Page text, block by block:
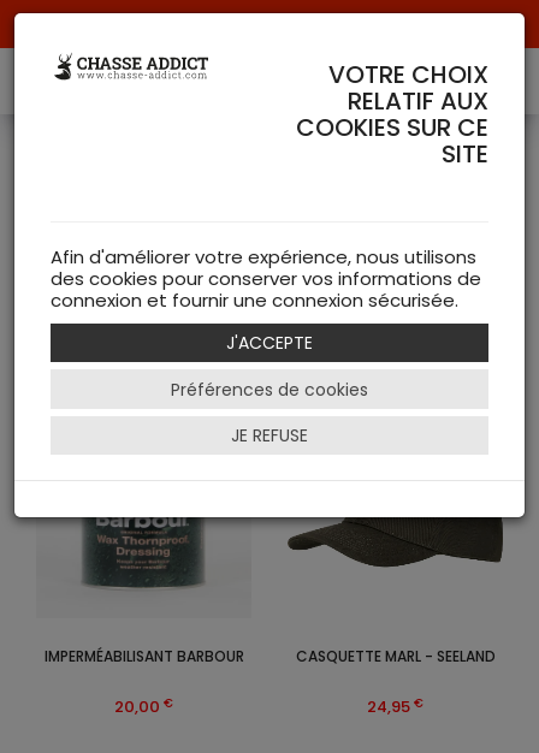
NEW
Filtrer
IMPERMÉABILISANT BARBOUR
20,00 €
CASQUETTE MARL - SEELAND
24,95 €
VOTRE CHOIX
RELATIF AUX
COOKIES SUR CE
SITE
Afin d'améliorer votre expérience, nous utilisons
des cookies pour conserver vos informations de
connexion et fournir une connexion sécurisée.
J'ACCEPTE
Préférences de cookies
JE REFUSE